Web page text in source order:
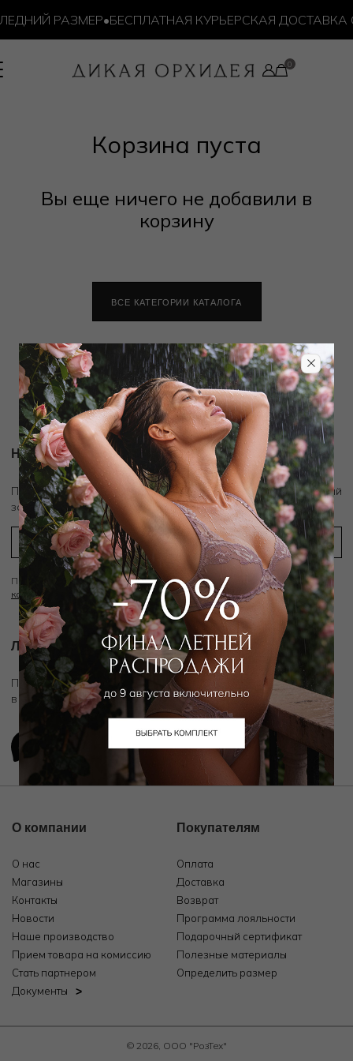
РАЗМЕР•БЕСПЛАТНАЯ КУРЬЕРСКАЯ ДОСТАВКА
Корзина пуста
Вы еще ничего не добавили в
корзину
ВСЕ КАТЕГОРИИ КАТАЛОГА
Новости и акции
Подпишитесь на рассылку и получитескидку 10%на первый
заказ
Подписываясь на рассылку вы соглашаетесь с условиямиПолитики
конфиденциальности
Личный ассистент.
Подключите личного ассистента "Дикой Орхидеи"
в удобном мессенджере
О компании
О нас
Магазины
Контакты
Новости
Наше производство
Прием товара на комиссию
Стать партнером
Документы
Покупателям
Оплата
Доставка
Возврат
Программа лояльности
Подарочный сертификат
Полезные материалы
Определить размер
© 2026, ООО "РозТех"